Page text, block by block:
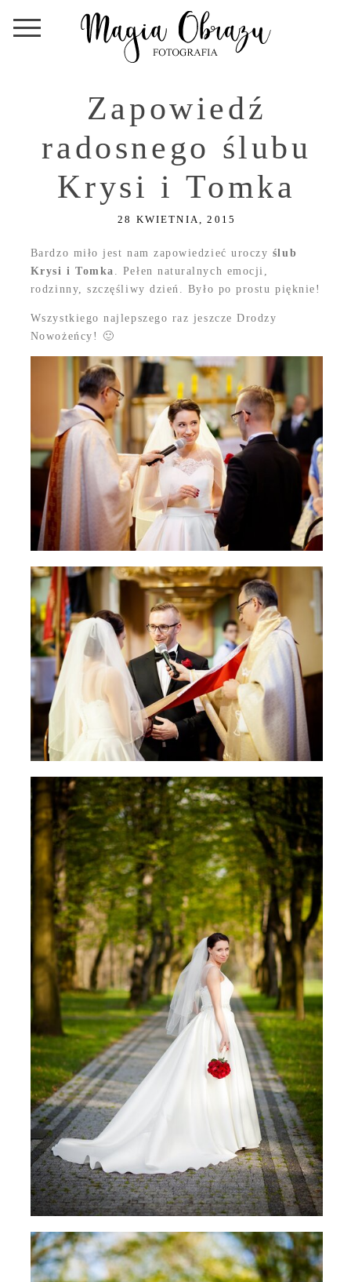
Zapowiedź
radosnego ślubu
Krysi i Tomka
28 KWIETNIA, 2015
Bardzo miło jest nam zapowiedzieć uroczy ślub
Krysi i Tomka
. Pełen naturalnych emocji,
rodzinny, szczęśliwy dzień. Było po prostu pięknie!
Wszystkiego najlepszego raz jeszcze Drodzy
Nowożeńcy! 🙂